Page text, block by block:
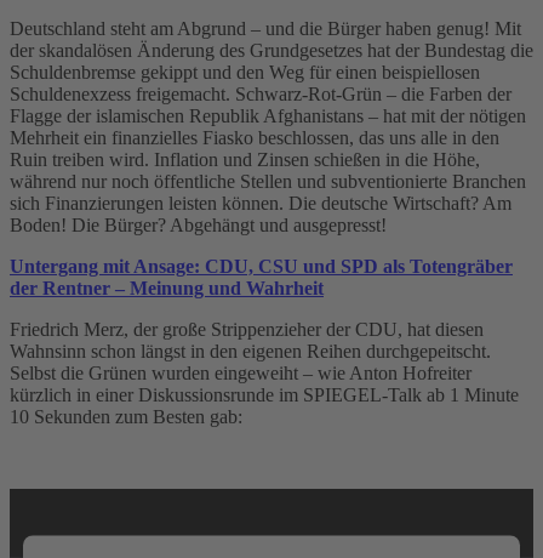
Deutschland steht am Abgrund – und die Bürger haben genug! Mit
der skandalösen Änderung des Grundgesetzes hat der Bundestag die
Schuldenbremse gekippt und den Weg für einen beispiellosen
Schuldenexzess freigemacht. Schwarz-Rot-Grün – die Farben der
Flagge der islamischen Republik Afghanistans – hat mit der nötigen
Mehrheit ein finanzielles Fiasko beschlossen, das uns alle in den
Ruin treiben wird. Inflation und Zinsen schießen in die Höhe,
während nur noch öffentliche Stellen und subventionierte Branchen
sich Finanzierungen leisten können. Die deutsche Wirtschaft? Am
Boden! Die Bürger? Abgehängt und ausgepresst!
Untergang mit Ansage: CDU, CSU und SPD als Totengräber
der Rentner – Meinung und Wahrheit
Friedrich Merz, der große Strippenzieher der CDU, hat diesen
Wahnsinn schon längst in den eigenen Reihen durchgepeitscht.
Selbst die Grünen wurden eingeweiht – wie Anton Hofreiter
kürzlich in einer Diskussionsrunde im SPIEGEL-Talk ab 1 Minute
10 Sekunden zum Besten gab: